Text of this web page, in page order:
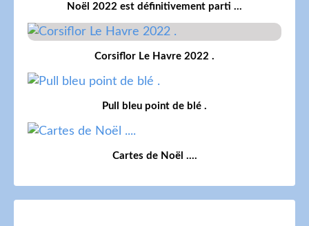
Noël 2022 est définitivement parti ...
Corsiflor Le Havre 2022 .
Pull bleu point de blé .
Cartes de Noël ....